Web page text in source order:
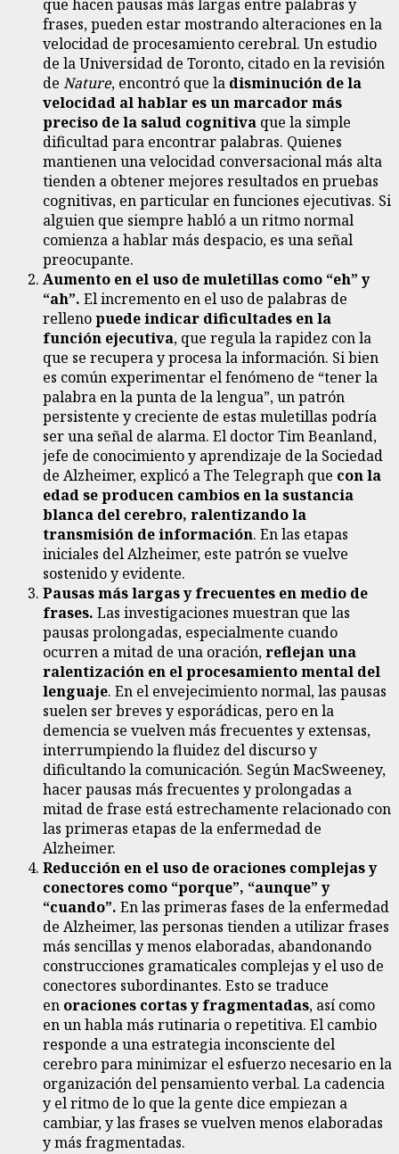
que hacen pausas más largas entre palabras y
frases, pueden estar mostrando alteraciones en la
velocidad de procesamiento cerebral. Un estudio
de la Universidad de Toronto, citado en la revisión
de Nature, encontró que la disminución de la
velocidad al hablar es un marcador más
preciso de la salud cognitiva que la simple
dificultad para encontrar palabras. Quienes
mantienen una velocidad conversacional más alta
tienden a obtener mejores resultados en pruebas
cognitivas, en particular en funciones ejecutivas. Si
alguien que siempre habló a un ritmo normal
comienza a hablar más despacio, es una señal
preocupante.
Aumento en el uso de muletillas como “eh” y
“ah”. El incremento en el uso de palabras de
rellenopuede indicar dificultades en la
función ejecutiva, que regula la rapidez con la
que se recupera y procesa la información. Si bien
es común experimentar el fenómeno de “tener la
palabra en la punta de la lengua”, un patrón
persistente y creciente de estas muletillas podría
ser una señal de alarma. El doctor Tim Beanland,
jefe de conocimiento y aprendizaje de la Sociedad
de Alzheimer, explicó a The Telegraph que con la
edad se producen cambios en la sustancia
blanca del cerebro, ralentizando la
transmisión de información. En las etapas
iniciales del Alzheimer, este patrón se vuelve
sostenido y evidente.
Pausas más largas y frecuentes en medio de
frases. Las investigaciones muestran que las
pausas prolongadas, especialmente cuando
ocurren a mitad de una oración,reflejan una
ralentización en el procesamiento mental del
lenguaje. En el envejecimiento normal, las pausas
suelen ser breves y esporádicas, pero en la
demencia se vuelven más frecuentes y extensas,
interrumpiendo la fluidez del discurso y
dificultando la comunicación. Según MacSweeney,
hacer pausas más frecuentes y prolongadas a
mitad de frase está estrechamente relacionado con
las primeras etapas de la enfermedad de
Alzheimer.
Reducción en el uso de oraciones complejas y
conectores como “porque”, “aunque” y
“cuando”. En las primeras fases de la enfermedad
de Alzheimer, las personas tienden a utilizar frases
más sencillas y menos elaboradas, abandonando
construcciones gramaticales complejas y el uso de
conectores subordinantes. Esto se traduce
en oraciones cortas y fragmentadas, así como
en un habla más rutinaria o repetitiva. El cambio
responde a una estrategia inconsciente del
cerebro para minimizar el esfuerzo necesario en la
organización del pensamiento verbal. La cadencia
y el ritmo de lo que la gente dice empiezan a
cambiar, y las frases se vuelven menos elaboradas
y más fragmentadas.